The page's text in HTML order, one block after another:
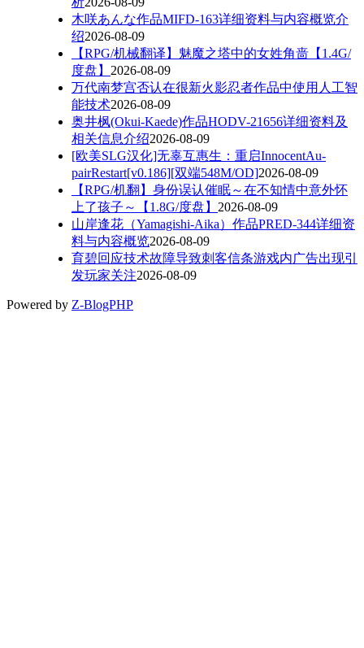
木咲あんな作品MIFD-163详细资料与内容概览介
绍2026-08-09
【RPG/机械翻译】魅魔之塔中的女姓角啬【1.4G/
度盘】 2026-08-09
万代南梦宫否认在很新火影忍者作品中使用人工智
能技术2026-08-09
奥井枫(Okui-Kaede)作品HODV-21656详细资料及
相关信息介绍2026-08-09
[欧美SLG汉化]无辜互惠生：重启InnocentAu-
pairRestart[v0.186][双端548M/OD]2026-08-09
【RPG/机翻】身份误认催眠～在不知情中意外怀
上了孩子～【1.8G/度盘】 2026-08-09
山岸逢花（Yamagishi-Aika）作品PRED-344详细资
料与内容概览2026-08-09
育碧回应技术故障导致刺客信条游戏内广告出现引
发玩家关注2026-08-09
Powered by Z-BlogPHP